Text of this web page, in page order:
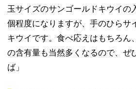
玉サイズのサンゴールドキウイの
個程度になりますが、手のひらサ
キウイです。食べ応えはもちろん
の含有量も当然多くなるので、ぜ
ば」